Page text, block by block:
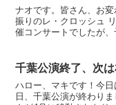
ナオです。皆さん、お
振りのレ・クロッシュ
催コンサートでしたが
千葉公演終了、次は
ハロー、マキです！今
日、千葉公演が終わり